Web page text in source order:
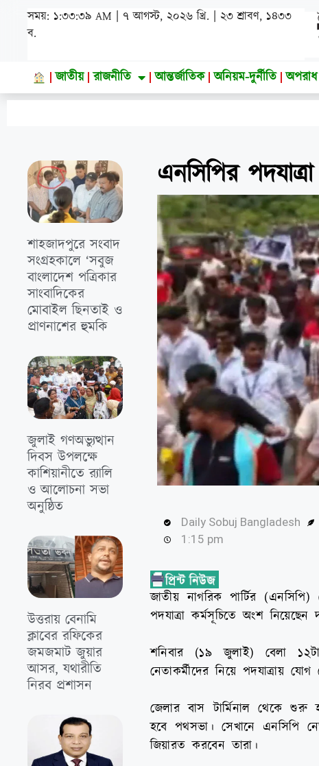
সময়: ১:৩৩:৪০ AM | ৭ আগস্ট, ২০২৬ খ্রি. | ২৩ শ্রাবণ, ১৪৩৩
ব.
জাতীয় রাজনীতি আন্তর্জাতিক অনিয়ম-দুর্নীতি অপরাধ
শাহজাদপুরে সংবাদ
সংগ্রহকালে ‘সবুজ
বাংলাদেশ পত্রিকার
সাংবাদিকের
মোবাইল ছিনতাই ও
প্রাণনাশের হুমকি
জুলাই গণঅভ্যুত্থান
দিবস উপলক্ষে
কাশিয়ানীতে র‍্যালি
ও আলোচনা সভা
অনুষ্ঠিত
উত্তরায় বেনামি
ক্লাবের রফিকের
জমজমাট জুয়ার
আসর, যথারীতি
নিরব প্রশাসন
এনসিপির
Daily Sobuj Bangladesh
1:15 pm
জাতীয় নাগরিক পার্টির
পদযাত্রা কর্মসূচিতে অংশ নিয়েছেন
শনিবার (১৯ জুলাই) বেলা
নেতাকর্মীদের নিয়ে পদযাত্রায়
জেলার বাস টার্মিনাল থেকে শুরু
হবে পথসভা। সেখানে এনসিপি
জিয়ারত করবেন তারা।